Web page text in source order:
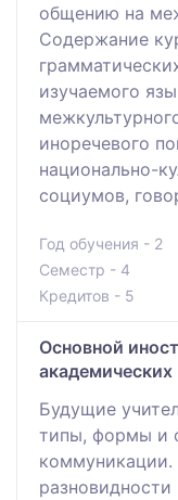
общению на
Содержание
изучаемого
иноречевого
национально-
социумов,
Год обучения - 2
Семестр - 4
Кредитов - 5
Основной
академических
Будущие
типы, формы и
разновидности